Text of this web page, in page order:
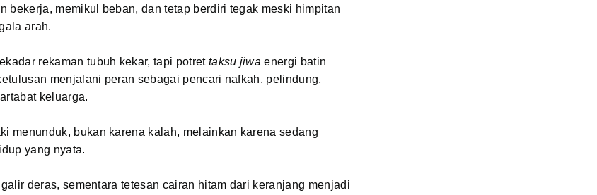
bekerja, memikul beban, dan tetap berdiri tegak meski himpitan
arah.
rekaman tubuh kekar, tapi potret taksu jiwa energi batin
menjalani peran sebagai pencari nafkah, pelindung,
keluarga.
menunduk, bukan karena kalah, melainkan karena sedang
yang nyata.
deras, sementara tetesan cairan hitam dari keranjang menjadi